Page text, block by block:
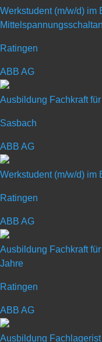
Werkstudent (m/w/d) im
Ratingen
ABB AG
Ausbildung Fachkraft
Sasbach
ABB AG
Werkstudent (m/w/d) im
Ratingen
ABB AG
Ausbildung Fachkraft
Jahre
Ratingen
ABB AG
Ausbildung
Coperion
Coperion ist der weltweite
Compoundier­anlagen,
Schüttgut­anlagen und
produziert und betreut
Mineralstoff­industrie.
Vertriebs- und
eine Marke von Coperion.